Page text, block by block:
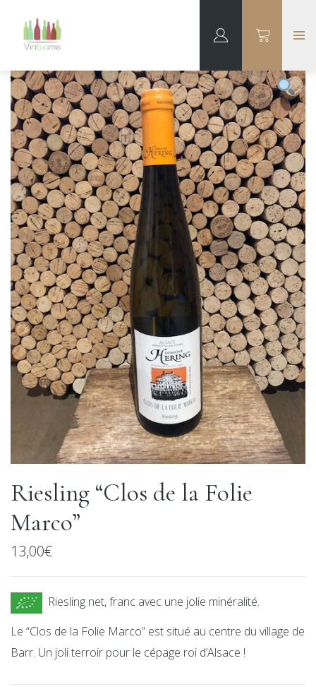
Riesling “Clos de la Folie
Marco”
13,00€
Riesling net, franc avec une jolie minéralité.
Le “Clos de la Folie Marco” est situé au centre du village de
Barr. Un joli terroir pour le cépage roi d’Alsace !